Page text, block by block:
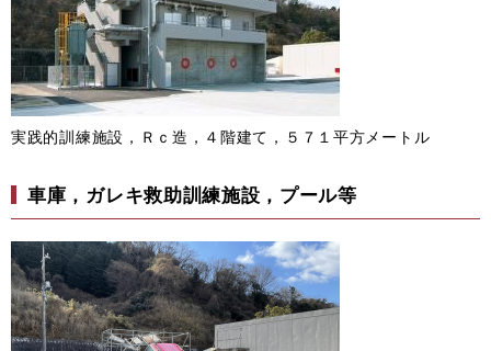
実践的訓練施設，Ｒｃ造，４階建て，５７１平方メートル
車庫，ガレキ救助訓練施設，プール等